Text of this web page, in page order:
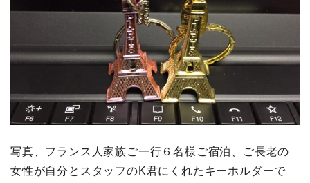
写真、フランス人家族ご一行６名様ご宿泊、ご長老の
女性が自分とスタッフのK君にくれたキーホルダーで